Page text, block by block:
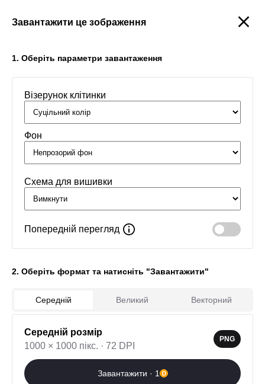
Головна / Орнаменти / Імена
0
Завантажити це зображення
1. Оберіть параметри завантаження
Візерунок клітинки
Фон
Схема для вишивки
Попередній перегляд
2. Оберіть формат та натисніть "Завантажити"
Середній Великий Векторний
Середній розмір
1000 × 1000 пікс. · 72 DPI
PNG
Завантажити · 1